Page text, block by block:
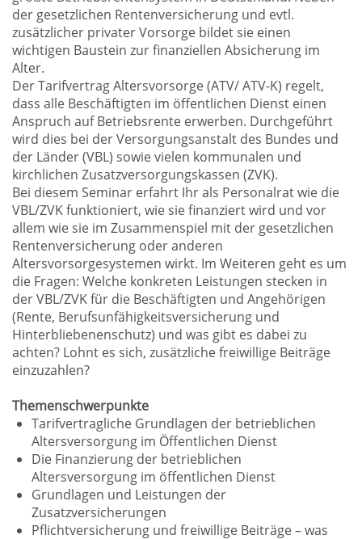
der gesetzlichen Rentenversicherung und evtl.
zusätzlicher privater Vorsorge bildet sie einen
wichtigen Baustein zur finanziellen Absicherung im
Alter.
Der Tarifvertrag Altersvorsorge (ATV/ ATV-K) regelt,
dass alle Beschäftigten im öffentlichen Dienst einen
Anspruch auf Betriebsrente erwerben. Durchgeführt
wird dies bei der Versorgungsanstalt des Bundes und
der Länder (VBL) sowie vielen kommunalen und
kirchlichen Zusatzversorgungskassen (ZVK).
Bei diesem Seminar erfahrt Ihr als Personalrat wie die
VBL/ZVK funktioniert, wie sie finanziert wird und vor
allem wie sie im Zusammenspiel mit der gesetzlichen
Rentenversicherung oder anderen
Altersvorsorgesystemen wirkt. Im Weiteren geht es um
die Fragen: Welche konkreten Leistungen stecken in
der VBL/ZVK für die Beschäftigten und Angehörigen
(Rente, Berufsunfähigkeitsversicherung und
Hinterbliebenenschutz) und was gibt es dabei zu
achten? Lohnt es sich, zusätzliche freiwillige Beiträge
einzuzahlen?
Themenschwerpunkte
Tarifvertragliche Grundlagen der betrieblichen
Altersversorgung im Öffentlichen Dienst
Die Finanzierung der betrieblichen
Altersversorgung im öffentlichen Dienst
Grundlagen und Leistungen der
Zusatzversicherungen
Pflichtversicherung und freiwillige Beiträge – was